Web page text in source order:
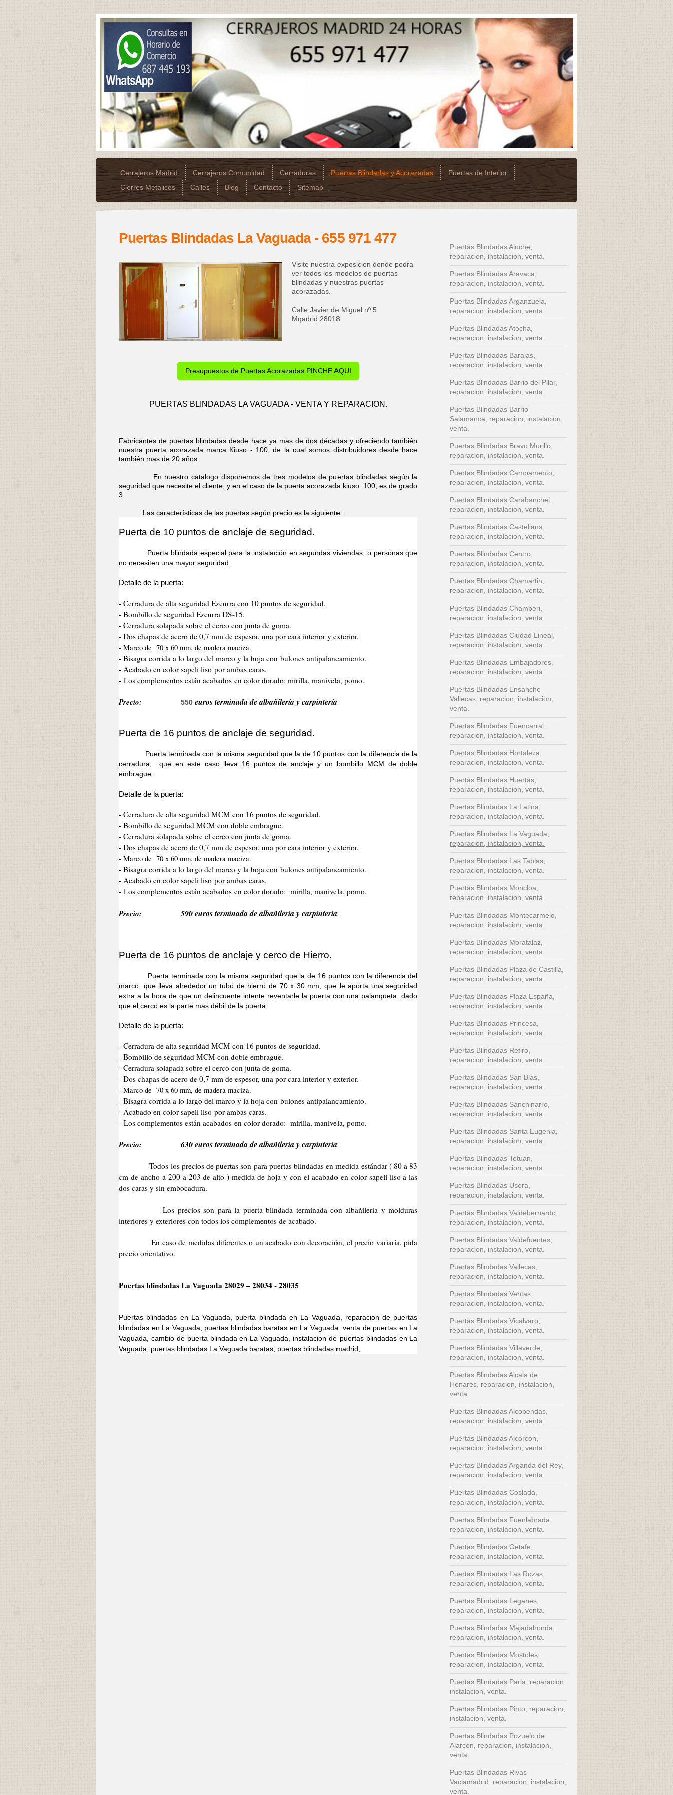
Cerrajeros Madrid Cerrajeros Comunidad Cerraduras Puertas Blindadas y Acorazadas
Puertas de Interior
Cierres Metalicos
Calles Blog Contacto Sitemap
Puertas Blindadas La Vaguada - 655 971 477
Visite nuestra exposicion donde podra
ver todos los modelos de puertas
blindadas y nuestras puertas
acorazadas.
Calle Javier de Miguel nº 5
Mqadrid 28018
Presupuestos de Puertas Acorazadas PINCHE AQUI
PUERTAS BLINDADAS LA VAGUADA - VENTA Y REPARACION.
Fabricantes de puertas blindadas desde hace ya mas de dos décadas y ofreciendo también
nuestra puerta acorazada marca Kiuso - 100, de la cual somos distribuidores desde hace
también mas de 20 años.
En nuestro catalogo disponemos de tres modelos de puertas blindadas según la
seguridad que necesite el cliente, y en el caso de la puerta acorazada kiuso .100, es de grado
3.
Las características de las puertas según precio es la siguiente:
Puerta de 10 puntos de anclaje de seguridad.
Puerta blindada especial para la instalación en segundas viviendas, o personas que
no necesiten una mayor seguridad.
Detalle de la puerta:
- Cerradura de alta seguridad Ezcurra con 10 puntos de seguridad.
- Bombillo de seguridad Ezcurra DS-15.
- Cerradura solapada sobre el cerco con junta de goma.
- Dos chapas de acero de 0,7 mm de espesor, una por cara interior y exterior.
- Marco de 70 x 60 mm, de madera maciza.
- Bisagra corrida a lo largo del marco y la hoja con bulones antipalancamiento.
- Acabado en color sapeli liso por ambas caras.
- Los complementos están acabados en color dorado: mirilla, manivela, pomo.
Precio: 550 euros terminada de albañilería y carpintería
Puerta de 16 puntos de anclaje de seguridad.
Puerta terminada con la misma seguridad que la de 10 puntos con la diferencia de la
cerradura, que en este caso lleva 16 puntos de anclaje y un bombillo MCM de doble
embrague.
Detalle de la puerta:
- Cerradura de alta seguridad MCM con 16 puntos de seguridad.
- Bombillo de seguridad MCM con doble embrague.
- Cerradura solapada sobre el cerco con junta de goma.
- Dos chapas de acero de 0,7 mm de espesor, una por cara interior y exterior.
- Marco de 70 x 60 mm, de madera maciza.
- Bisagra corrida a lo largo del marco y la hoja con bulones antipalancamiento.
- Acabado en color sapeli liso por ambas caras.
- Los complementos están acabados en color dorado: mirilla, manivela, pomo.
Precio: 590 euros terminada de albañilería y carpintería
Puerta de 16 puntos de anclaje y cerco de Hierro.
Puerta terminada con la misma seguridad que la de 16 puntos con la diferencia del
marco, que lleva alrededor un tubo de hierro de 70 x 30 mm, que le aporta una seguridad
extra a la hora de que un delincuente intente reventarle la puerta con una palanqueta, dado
que el cerco es la parte mas débil de la puerta.
Detalle de la puerta:
- Cerradura de alta seguridad MCM con 16 puntos de seguridad.
- Bombillo de seguridad MCM con doble embrague.
- Cerradura solapada sobre el cerco con junta de goma.
- Dos chapas de acero de 0,7 mm de espesor, una por cara interior y exterior.
- Marco de 70 x 60 mm, de madera maciza.
- Bisagra corrida a lo largo del marco y la hoja con bulones antipalancamiento.
- Acabado en color sapeli liso por ambas caras.
- Los complementos están acabados en color dorado: mirilla, manivela, pomo.
Precio: 630 euros terminada de albañilería y carpintería
Todos los precios de puertas son para puertas blindadas en medida estándar ( 80 a 83
cm de ancho a 200 a 203 de alto ) medida de hoja y con el acabado en color sapeli liso a las
dos caras y sin embocadura.
Los precios son para la puerta blindada terminada con albañileria y molduras
interiores y exteriores con todos los complementos de acabado.
En caso de medidas diferentes o un acabado con decoración, el precio variaría, pida
precio orientativo.
Puertas blindadas La Vaguada 28029 – 28034 - 28035
Puertas blindadas en La Vaguada, puerta blindada en La Vaguada, reparacion de puertas
blindadas en La Vaguada, puertas blindadas baratas en La Vaguada, venta de puertas en La
Vaguada, cambio de puerta blindada en La Vaguada, instalacion de puertas blindadas en La
Vaguada, puertas blindadas La Vaguada baratas, puertas blindadas madrid,
Puertas Blindadas Aluche,
reparacion, instalacion, venta.
Puertas Blindadas Aravaca,
reparacion, instalacion, venta.
Puertas Blindadas Arganzuela,
reparacion, instalacion, venta.
Puertas Blindadas Atocha,
reparacion, instalacion, venta.
Puertas Blindadas Barajas,
reparacion, instalacion, venta.
Puertas Blindadas Barrio del Pilar,
reparacion, instalacion, venta.
Puertas Blindadas Barrio
Salamanca, reparacion, instalacion,
venta.
Puertas Blindadas Bravo Murillo,
reparacion, instalacion, venta.
Puertas Blindadas Campamento,
reparacion, instalacion, venta.
Puertas Blindadas Carabanchel,
reparacion, instalacion, venta.
Puertas Blindadas Castellana,
reparacion, instalacion, venta.
Puertas Blindadas Centro,
reparacion, instalacion, venta.
Puertas Blindadas Chamartin,
reparacion, instalacion, venta.
Puertas Blindadas Chamberi,
reparacion, instalacion, venta.
Puertas Blindadas Ciudad Lineal,
reparacion, instalacion, venta.
Puertas Blindadas Embajadores,
reparacion, instalacion, venta.
Puertas Blindadas Ensanche
Vallecas, reparacion, instalacion,
venta.
Puertas Blindadas Fuencarral,
reparacion, instalacion, venta.
Puertas Blindadas Hortaleza,
reparacion, instalacion, venta.
Puertas Blindadas Huertas,
reparacion, instalacion, venta.
Puertas Blindadas La Latina,
reparacion, instalacion, venta.
Puertas Blindadas La Vaguada,
reparacion, instalacion, venta.
Puertas Blindadas Las Tablas,
reparacion, instalacion, venta.
Puertas Blindadas Moncloa,
reparacion, instalacion, venta.
Puertas Blindadas Montecarmelo,
reparacion, instalacion, venta.
Puertas Blindadas Moratalaz,
reparacion, instalacion, venta.
Puertas Blindadas Plaza de Castilla,
reparacion, instalacion, venta.
Puertas Blindadas Plaza España,
reparacion, instalacion, venta.
Puertas Blindadas Princesa,
reparacion, instalacion, venta.
Puertas Blindadas Retiro,
reparacion, instalacion, venta.
Puertas Blindadas San Blas,
reparacion, instalacion, venta.
Puertas Blindadas Sanchinarro,
reparacion, instalacion, venta.
Puertas Blindadas Santa Eugenia,
reparacion, instalacion, venta.
Puertas Blindadas Tetuan,
reparacion, instalacion, venta.
Puertas Blindadas Usera,
reparacion, instalacion, venta.
Puertas Blindadas Valdebernardo,
reparacion, instalacion, venta.
Puertas Blindadas Valdefuentes,
reparacion, instalacion, venta.
Puertas Blindadas Vallecas,
reparacion, instalacion, venta.
Puertas Blindadas Ventas,
reparacion, instalacion, venta.
Puertas Blindadas Vicalvaro,
reparacion, instalacion, venta.
Puertas Blindadas Villaverde,
reparacion, instalacion, venta.
Puertas Blindadas Alcala de
Henares, reparacion, instalacion,
venta.
Puertas Blindadas Alcobendas,
reparacion, instalacion, venta.
Puertas Blindadas Alcorcon,
reparacion, instalacion, venta.
Puertas Blindadas Arganda del Rey,
reparacion, instalacion, venta.
Puertas Blindadas Coslada,
reparacion, instalacion, venta.
Puertas Blindadas Fuenlabrada,
reparacion, instalacion, venta.
Puertas Blindadas Getafe,
reparacion, instalacion, venta.
Puertas Blindadas Las Rozas,
reparacion, instalacion, venta.
Puertas Blindadas Leganes,
reparacion, instalacion, venta.
Puertas Blindadas Majadahonda,
reparacion, instalacion, venta.
Puertas Blindadas Mostoles,
reparacion, instalacion, venta.
Puertas Blindadas Parla, reparacion,
instalacion, venta.
Puertas Blindadas Pinto, reparacion,
instalacion, venta.
Puertas Blindadas Pozuelo de
Alarcon, reparacion, instalacion,
venta.
Puertas Blindadas Rivas
Vaciamadrid, reparacion, instalacion,
venta.